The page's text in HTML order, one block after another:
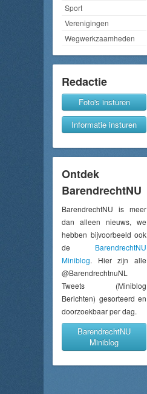
Sport
Verenigingen
Wegwerkzaamheden
Redactie
Foto's insturen
Informatie insturen
Ontdek
BarendrechtNU
BarendrechtNU is meer
dan alleen nieuws, we
hebben bijvoorbeeld ook
de BarendrechtNU
Miniblog. Hier zijn alle
@BarendrechtnuNL
Tweets (Miniblog
Berichten) gesorteerd en
doorzoekbaar per dag.
BarendrechtNU
Miniblog